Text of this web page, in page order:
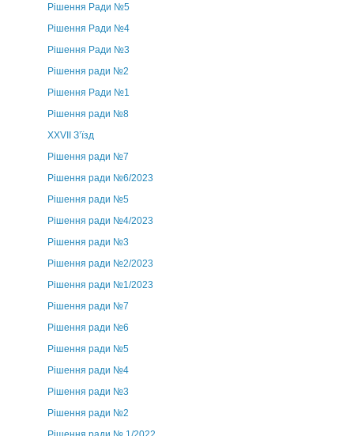
Рішення Ради №5
Рішення Ради №4
Рішення Ради №3
Рішення ради №2
Рішення Ради №1
Рішення ради №8
ХХVII З’їзд
Рішення ради №7
Рішення ради №6/2023
Рішення ради №5
Рішення ради №4/2023
Рішення ради №3
Рішення ради №2/2023
Рішення ради №1/2023
Рішення ради №7
Рішення ради №6
Рішення ради №5
Рішення ради №4
Рішення ради №3
Рішення ради №2